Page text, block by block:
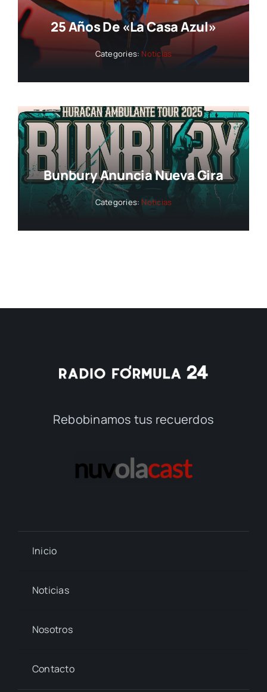
25 Años De «La Casa Azul»
Categories: Noticias
Bunbury Anuncia Nueva Gira
Categories: Noticias
Rebobinamos tus recuerdos
Inicio
Noticias
Nosotros
Contacto